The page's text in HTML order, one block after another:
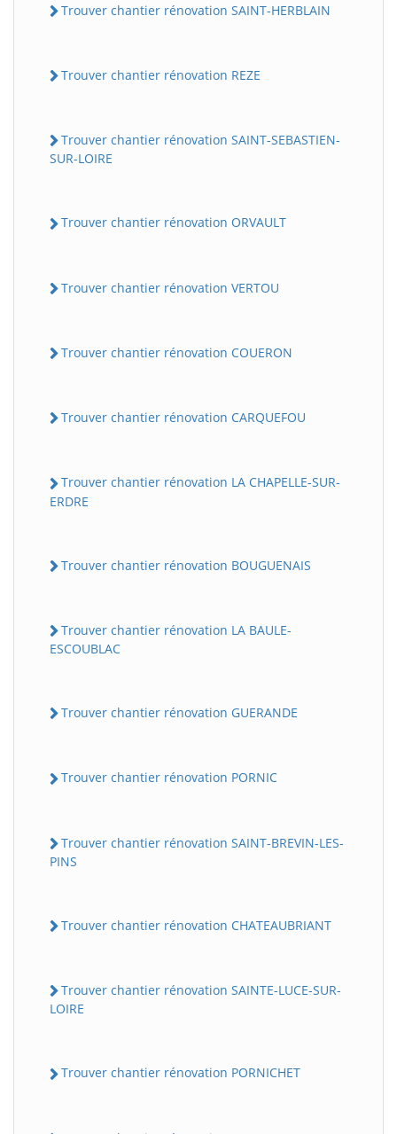
Trouver chantier rénovation SAINT-HERBLAIN
Trouver chantier rénovation REZE
Trouver chantier rénovation SAINT-SEBASTIEN-
SUR-LOIRE
Trouver chantier rénovation ORVAULT
Trouver chantier rénovation VERTOU
Trouver chantier rénovation COUERON
Trouver chantier rénovation CARQUEFOU
Trouver chantier rénovation LA CHAPELLE-SUR-
ERDRE
Trouver chantier rénovation BOUGUENAIS
Trouver chantier rénovation LA BAULE-
ESCOUBLAC
Trouver chantier rénovation GUERANDE
Trouver chantier rénovation PORNIC
Trouver chantier rénovation SAINT-BREVIN-LES-
PINS
Trouver chantier rénovation CHATEAUBRIANT
Trouver chantier rénovation SAINTE-LUCE-SUR-
LOIRE
Trouver chantier rénovation PORNICHET